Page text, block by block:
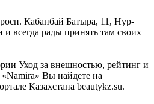
Кабанбай Батыра, 11, Нур-
и всегда рады принять там своих
Уход за внешностью, рейтинг и
Вы найдете на
Казахстана beautykz.su.